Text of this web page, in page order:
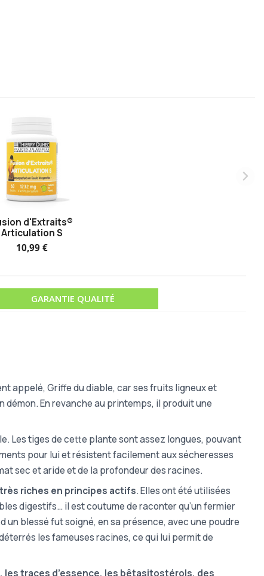
d'Extraits®
Articulation S
10,99 €
GARANTIE QUALITÉ
appelé, Griffe du diable, car ses fruits ligneux et
démon. En revanche au printemps, il produit une
Les tiges de cette plante sont assez longues, pouvant
pour lui et résistent facilement aux sécheresses
sec et aride et de la profondeur des racines.
riches en principes actifs. Elles ont été utilisées
digestifs… il est coutume de raconter qu’un fermier
blessé fut soigné, en sa présence, avec une poudre
les fameuses racines, ce qui lui permit de
traces d’essence, les bêtasitostérols, des